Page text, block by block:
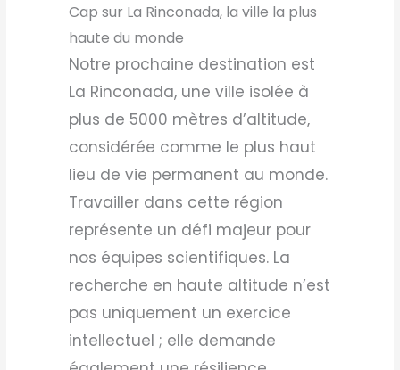
Cap sur La Rinconada, la ville la plus
haute du monde
Notre prochaine destination est
La Rinconada, une ville isolée à
plus de 5000 mètres d’altitude,
considérée comme le plus haut
lieu de vie permanent au monde.
Travailler dans cette région
représente un défi majeur pour
nos équipes scientifiques. La
recherche en haute altitude n’est
pas uniquement un exercice
intellectuel ; elle demande